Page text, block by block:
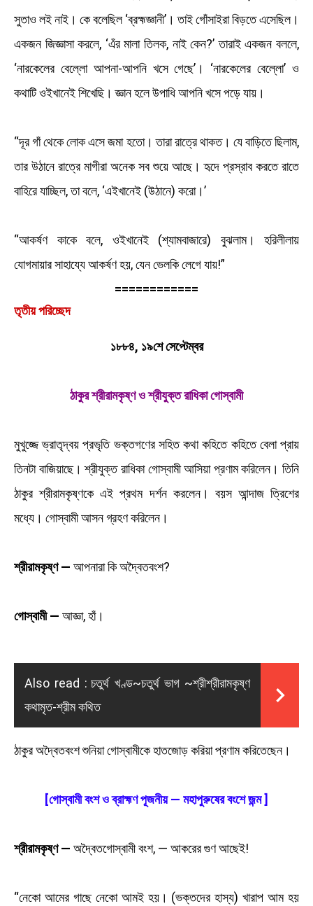
সুতাও লই নাই। কে বলেছিল ‘ব্রহ্মজ্ঞানী’। তাই গোঁসাইরা বিড়তে এসেছিল।
একজন জিজ্ঞাসা করলে, ‘এঁর মালা তিলক, নাই কেন?’ তারাই একজন বললে,
‘নারকেলের বেল্লো আপনা-আপনি খসে গেছে’। ‘নারকেলের বেল্লো’ ও
কথাটি ওইখানেই শিখেছি। জ্ঞান হলে উপাধি আপনি খসে পড়ে যায়।
“দূর গাঁ থেকে লোক এসে জমা হতো। তারা রাত্রে থাকত। যে বাড়িতে ছিলাম,
তার উঠানে রাত্রে মাগীরা অনেক সব শুয়ে আছে। হৃদে প্রস্রাব করতে রাতে
বাহিরে যাচ্ছিল, তা বলে, ‘এইখানেই (উঠানে) করো।’
“আকর্ষণ কাকে বলে, ওইখানেই (শ্যামবাজারে) বুঝলাম। হরিলীলায়
যোগমায়ার সাহায্যে আকর্ষণ হয়, যেন ভেলকি লেগে যায়!”
============
তৃতীয় পরিচ্ছেদ
১৮৮৪, ১৯শে সেপ্টেম্বর
ঠাকুর শ্রীরামকৃষ্ণ ও শ্রীযুক্ত রাধিকা গোস্বামী
মুখুজ্জে ভ্রাতৃদ্বয় প্রভৃতি ভক্তগণের সহিত কথা কহিতে কহিতে বেলা প্রায়
তিনটা বাজিয়াছে। শ্রীযুক্ত রাধিকা গোস্বামী আসিয়া প্রণাম করিলেন। তিনি
ঠাকুর শ্রীরামকৃষ্ণকে এই প্রথম দর্শন করলেন। বয়স আন্দাজ ত্রিশের
মধ্যে। গোস্বামী আসন গ্রহণ করিলেন।
শ্রীরামকৃষ্ণ — আপনারা কি অদ্বৈতবংশ?
গোস্বামী — আজ্ঞা, হাঁ।
Also read : চতুর্থ খণ্ড~চতুর্থ ভাগ ~শ্রীশ্রীরামকৃষ্ণ
কথামৃত-শ্রীম কথিত
ঠাকুর অদ্বৈতবংশ শুনিয়া গোস্বামীকে হাতজোড় করিয়া প্রণাম করিতেছেন।
[গোস্বামী বংশ ও ব্রাহ্মণ পূজনীয় — মহাপুরুষের বংশে জন্ম ]
শ্রীরামকৃষ্ণ — অদ্বৈতগোস্বামী বংশ, — আকরের গুণ আছেই!
“নেকো আমের গাছে নেকো আমই হয়। (ভক্তদের হাস্য) খারাপ আম হয়